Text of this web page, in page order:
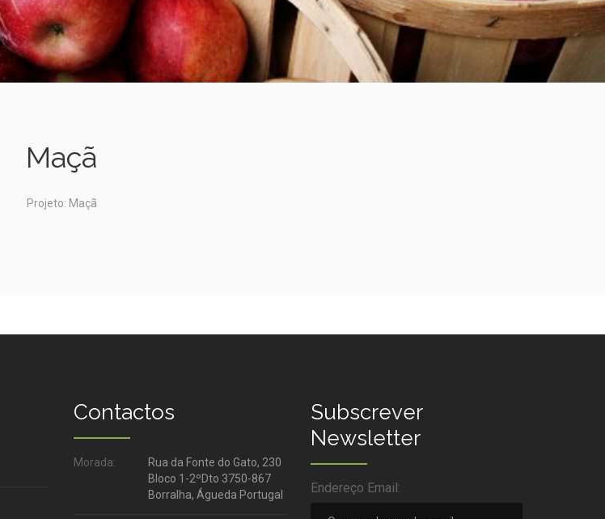
Maçã
Projeto: Maçã
Contactos
Morada:
Rua da Fonte do Gato, 230
Bloco 1-2ºDto 3750-867
Borralha, Águeda Portugal
Subscrever
Newsletter
Endereço Email: